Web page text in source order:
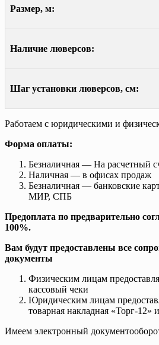
Размер, м:
Наличие люверсов:
Шаг установки люверсов, см:
Работаем с юридическими и
Форма оплаты:
Безналичная — На расчетный
Наличная — в офисах продаж
Безналичная — банковские
МИР, СПБ
Предоплата по предварительно
100%.
Вам будут предоставлены все
документы
Физическим лицам
кассовый чеки
Юридическим лицам
товарная накладная «Торг-12»
Имеем электронный